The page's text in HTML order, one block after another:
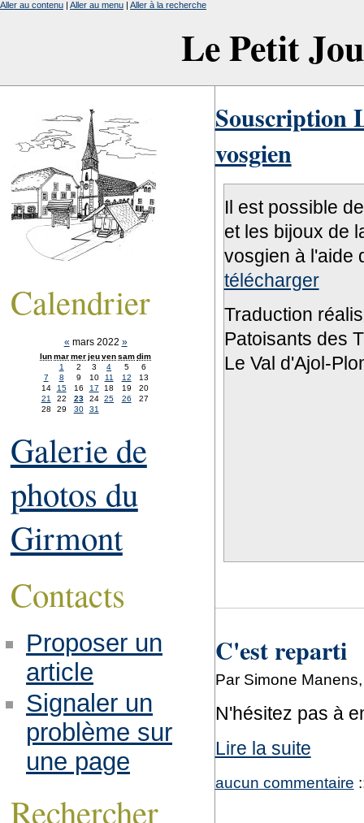
Le Petit
Aller au contenu | Aller au menu | Aller à la recherche
Souscription
vosgien
Il est possible
et les bijoux de
vosgien à l'aide
télécharger
Traduction
Patoisants des
Le Val d'Ajol-
C'est reparti
Par Simone
N'hésitez pas à
Lire la suite
aucun commentaire
Calendrier
« mars 2022 »
lunmarmerjeuvensamdim
1
2 3 4 5
6
7
8 9 10 11 12
13
14
15 16 17 18 19
20
21
22 23 24 25 26
27
28
29 30 31
Galerie de
photos du
Girmont
Contacts
Proposer un
article
Signaler un
problème sur
une page
Rechercher